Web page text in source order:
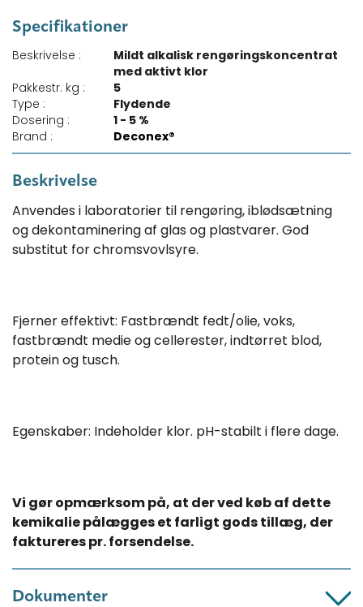
Specifikationer
Beskrivelse :
Mildt alkalisk rengøringskoncentrat
med aktivt klor
Pakkestr. kg :
5
Type :
Flydende
Dosering :
1 - 5 %
Brand :
Deconex®
Beskrivelse
Anvendes i laboratorier til rengøring, iblødsætning
og dekontaminering af glas og plastvarer. God
substitut for chromsvovlsyre.
Fjerner effektivt: Fastbrændt fedt/olie, voks,
fastbrændt medie og cellerester, indtørret blod,
protein og tusch.
Egenskaber: Indeholder klor. pH-stabilt i flere dage.
Vi gør opmærksom på, at der ved køb af dette
kemikalie pålægges et farligt gods tillæg, der
faktureres pr. forsendelse.
Dokumenter